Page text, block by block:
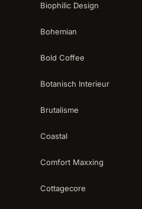
Biophilic Design
Bohemian
Bold Coffee
Botanisch Interieur
Brutalisme
Coastal
Comfort Maxxing
Cottagecore